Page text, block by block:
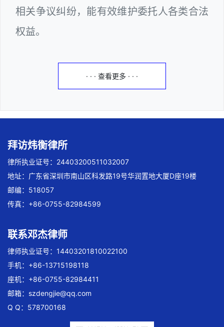
相关争议纠纷，能有效维护委托人各类合法
权益。
· · · 查看更多 · · ·
拜访炜衡律所
律所执业证号：24403200511032007
地址：广东省深圳市南山区科发路19号华润置地大厦D座19楼
邮编：518057
传真：+86-0755-82984599
联系邓杰律师
律师执业证号：14403201810022100
手机：+86-13715198118
座机：+86-0755-82984411
邮箱： szdengjie@qq.com
Q Q：578700168